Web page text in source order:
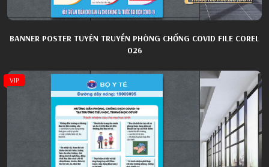
BANNER POSTER TUYÊN TRUYỀN PHÒNG CHỐNG COVID FILE COREL
026
VIP